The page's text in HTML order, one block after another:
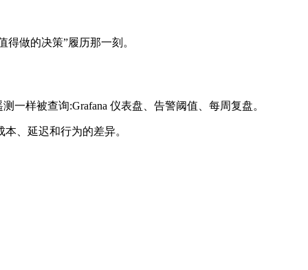
做的决策”履历那一刻。
一样被查询:Grafana 仪表盘、告警阈值、每周复盘。
、延迟和行为的差异。